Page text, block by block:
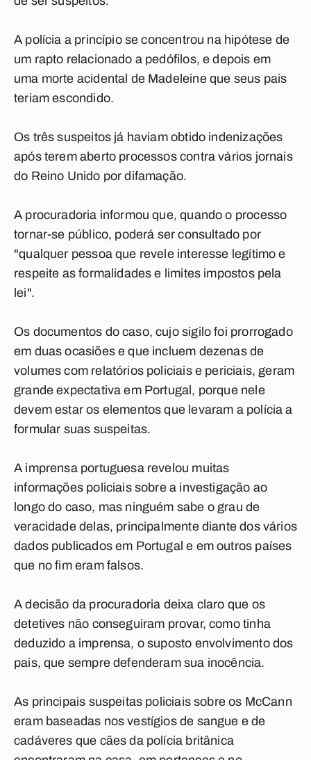
A polícia a princípio se concentrou na hipótese de
um rapto relacionado a pedófilos, e depois em
uma morte acidental de Madeleine que seus pais
teriam escondido.
Os três suspeitos já haviam obtido indenizações
após terem aberto processos contra vários jornais
do Reino Unido por difamação.
A procuradoria informou que, quando o processo
tornar-se público, poderá ser consultado por
"qualquer pessoa que revele interesse legítimo e
respeite as formalidades e limites impostos pela
lei".
Os documentos do caso, cujo sigilo foi prorrogado
em duas ocasiões e que incluem dezenas de
volumes com relatórios policiais e periciais, geram
grande expectativa em Portugal, porque nele
devem estar os elementos que levaram a polícia a
formular suas suspeitas.
A imprensa portuguesa revelou muitas
informações policiais sobre a investigação ao
longo do caso, mas ninguém sabe o grau de
veracidade delas, principalmente diante dos vários
dados publicados em Portugal e em outros países
que no fim eram falsos.
A decisão da procuradoria deixa claro que os
detetives não conseguiram provar, como tinha
deduzido a imprensa, o suposto envolvimento dos
pais, que sempre defenderam sua inocência.
As principais suspeitas policiais sobre os McCann
eram baseadas nos vestígios de sangue e de
cadáveres que cães da polícia britânica